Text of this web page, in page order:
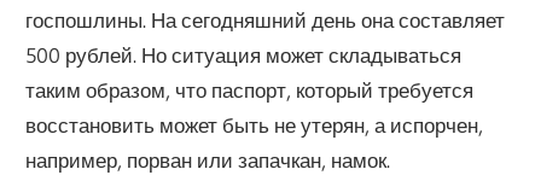
госпошлины. На сегодняшний день она составляет
500 рублей. Но ситуация может складываться
таким образом, что паспорт, который требуется
восстановить может быть не утерян, а испорчен,
например, порван или запачкан, намок.